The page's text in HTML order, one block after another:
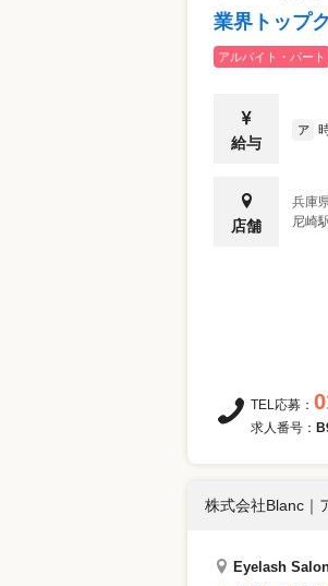
業界トップ
アルバイト・パート
給与
ア
店舗
兵庫
尼崎
TEL応募：
求人番号：
株式会社Blanc ｜
Eyelash